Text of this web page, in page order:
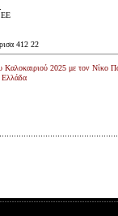
ΕΕ
412 22
Καλοκαιριού 2025 με τον Νίκο
Ελλάδα